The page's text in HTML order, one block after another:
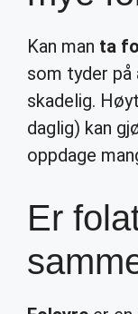
Kan man ta
som tyder på
skadelig.
daglig) kan
oppdage
Er